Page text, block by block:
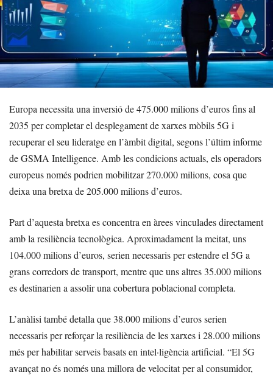
Europa necessita una inversió de 475.000 milions d’euros fins al
2035 per completar el desplegament de xarxes mòbils 5G i
recuperar el seu lideratge en l’àmbit digital, segons l’últim informe
de GSMA Intelligence. Amb les condicions actuals, els operadors
europeus només podrien mobilitzar 270.000 milions, cosa que
deixa una bretxa de 205.000 milions d’euros.
Part d’aquesta bretxa es concentra en àrees vinculades directament
amb la resiliència tecnològica. Aproximadament la meitat, uns
104.000 milions d’euros, serien necessaris per estendre el 5G a
grans corredors de transport, mentre que uns altres 35.000 milions
es destinarien a assolir una cobertura poblacional completa.
L’anàlisi també detalla que 38.000 milions d’euros serien
necessaris per reforçar la resiliència de les xarxes i 28.000 milions
més per habilitar serveis basats en intel·ligència artificial. “El 5G
avançat no és només una millora de velocitat per al consumidor,